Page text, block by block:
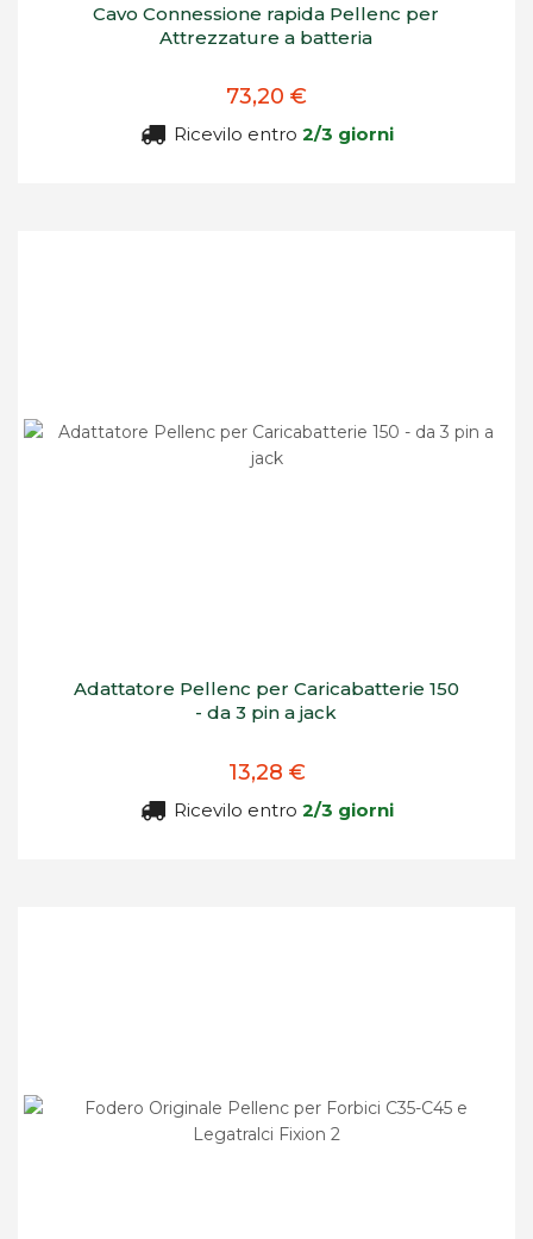
Cavo Connessione rapida Pellenc per
Attrezzature a batteria
73,20 €
Ricevilo entro 2/3 giorni
Adattatore Pellenc per Caricabatterie 150
- da 3 pin a jack
13,28 €
Ricevilo entro 2/3 giorni